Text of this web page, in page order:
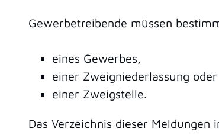
Gewerbetreibende müssen
eines Gewerbes,
einer Zweigniederlassung oder
einer Zweigstelle.
Das Verzeichnis dieser Meldungen